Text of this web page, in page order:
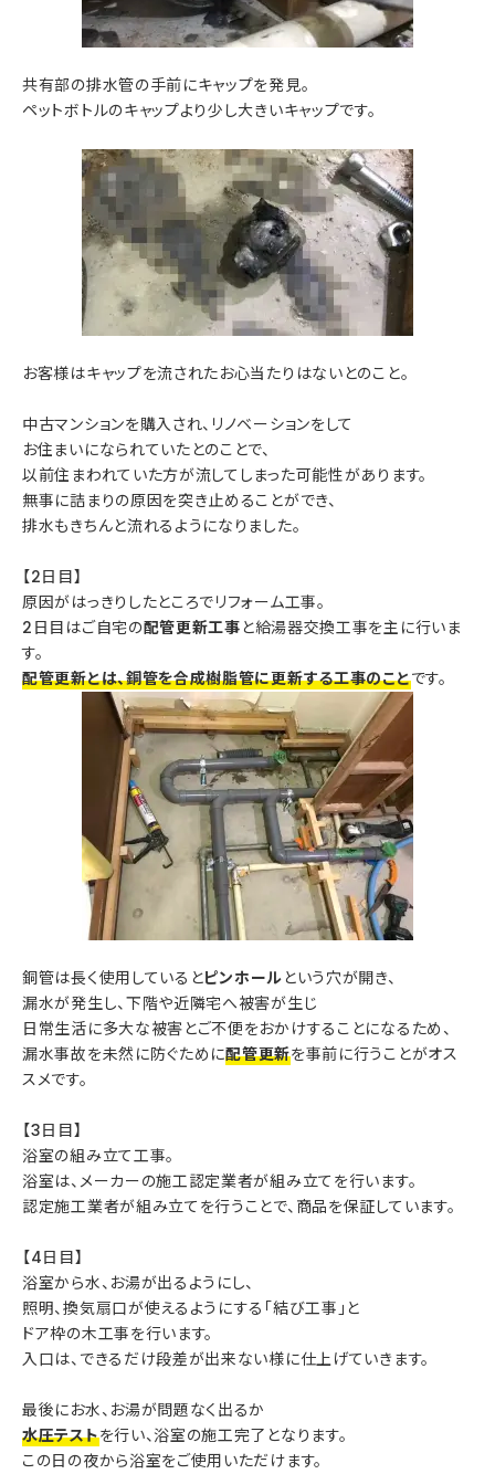
共有部の排水管の手前にキャップを発見。
ペットボトルのキャップより少し大きいキャップです。
お客様はキャップを流されたお心当たりはないとのこと。
中古マンションを購入され、リノベーションをして
お住まいになられていたとのことで、
以前住まわれていた方が流してしまった可能性があります。
無事に詰まりの原因を突き止めることができ、
排水もきちんと流れるようになりました。
【2日目】
原因がはっきりしたところでリフォーム工事。
2日目はご自宅の配管更新工事と給湯器交換工事を主に行いま
す。
配管更新とは、銅管を合成樹脂管に更新する工事のことです。
銅管は長く使用しているとピンホールという穴が開き、
漏水が発生し、下階や近隣宅へ被害が生じ
日常生活に多大な被害とご不便をおかけすることになるため、
漏水事故を未然に防ぐために配管更新を事前に行うことがオス
スメです。
【3日目】
浴室の組み立て工事。
浴室は、メーカーの施工認定業者が組み立てを行います。
認定施工業者が組み立てを行うことで、商品を保証しています。
【4日目】
浴室から水、お湯が出るようにし、
照明、換気扇口が使えるようにする「結び工事」と
ドア枠の木工事を行います。
入口は、できるだけ段差が出来ない様に仕上げていきます。
最後にお水、お湯が問題なく出るか
水圧テストを行い、浴室の施工完了となります。
この日の夜から浴室をご使用いただけます。